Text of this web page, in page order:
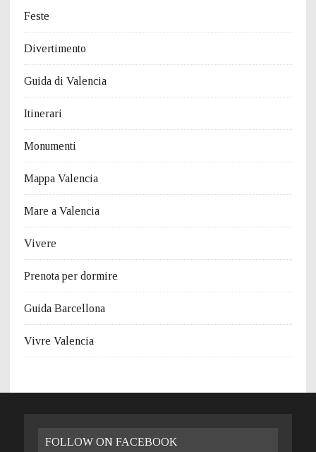
Feste
Divertimento
Guida di Valencia
Itinerari
Monumenti
Mappa Valencia
Mare a Valencia
Vivere
Prenota per dormire
Guida Barcellona
Vivre Valencia
FOLLOW ON FACEBOOK